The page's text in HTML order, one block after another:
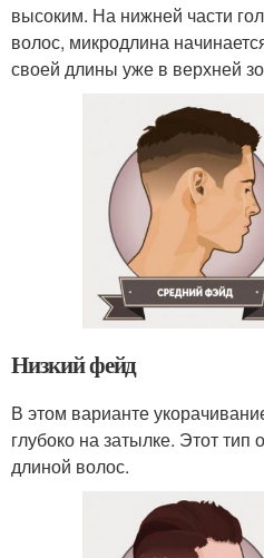
высоким. На нижней части
волос, микродлина
своей длины уже в верхней
Низкий фейд
В этом варианте
глубоко на затылке. Этот тип
длиной волос.